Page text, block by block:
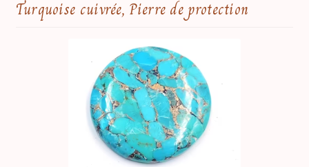
Lithothérapie
Agate mousse, Pierre de guérison
Agate noire, Pierre de protection
Agate rouge, Pierre de l’énergie
Agate verte, Pierre d’équilibre
Turquoise cuivrée, Pierre de protection